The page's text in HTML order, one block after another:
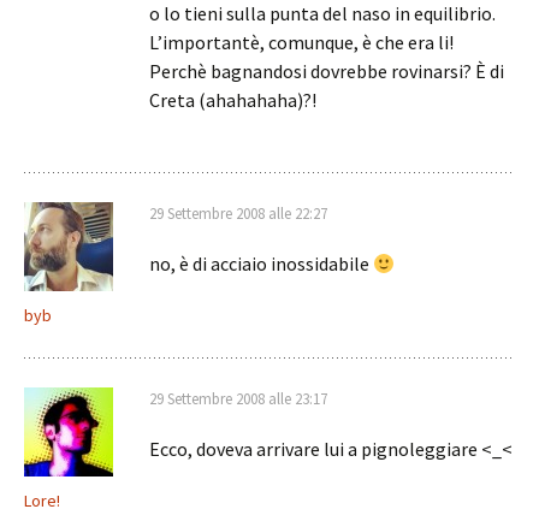
o lo tieni sulla punta del naso in equilibrio.
L’importantè, comunque, è che era li!
Perchè bagnandosi dovrebbe rovinarsi? È di
Creta (ahahahaha)?!
byb
29 Settembre 2008 alle 22:27
no, è di acciaio inossidabile
Lore!
29 Settembre 2008 alle 23:17
Ecco, doveva arrivare lui a pignoleggiare <_<